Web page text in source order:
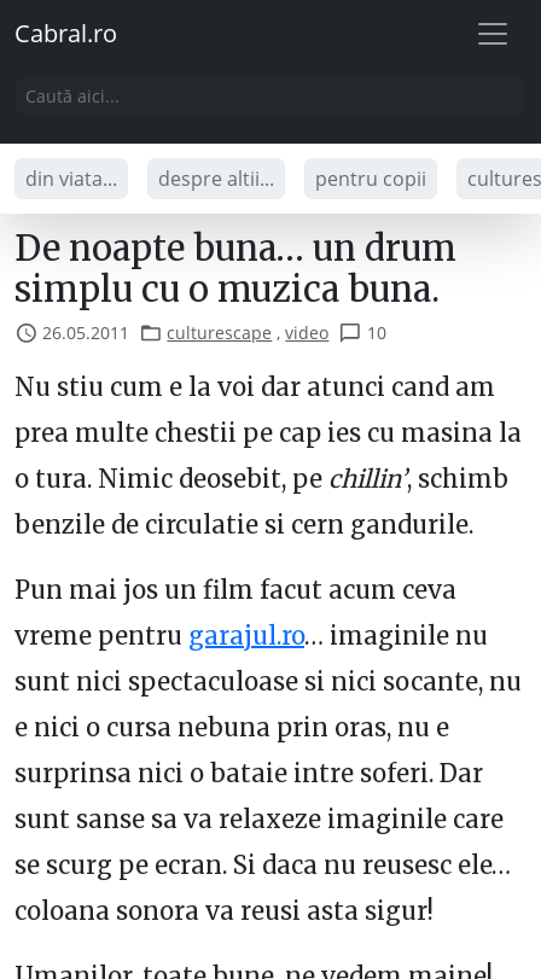
Cabral.ro
din viata... despre altii... pentru copii
De noapte buna… un drum
simplu cu o muzica buna.
26.05.2011 culturescape ,video 10
Nu stiu cum e la voi dar atunci cand am
prea multe chestii pe cap ies cu masina la
o tura. Nimic deosebit, pe chillin’, schimb
benzile de circulatie si cern gandurile.
Pun mai jos un film facut acum ceva
vreme pentru garajul.ro… imaginile nu
sunt nici spectaculoase si nici socante, nu
e nici o cursa nebuna prin oras, nu e
surprinsa nici o bataie intre soferi. Dar
sunt sanse sa va relaxeze imaginile care
se scurg pe ecran. Si daca nu reusesc ele…
coloana sonora va reusi asta sigur!